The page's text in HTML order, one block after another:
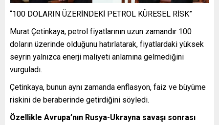
“100 DOLARIN ÜZERİNDEKİ PETROL KÜRESEL RİSK”
Murat Çetinkaya, petrol fiyatlarının uzun zamandır 100
doların üzerinde olduğunu hatırlatarak, fiyatlardaki yüksek
seyrin yalnızca enerji maliyeti anlamına gelmediğini
vurguladı.
Çetinkaya, bunun aynı zamanda enflasyon, faiz ve büyüme
riskini de beraberinde getirdiğini söyledi.
Özellikle Avrupa’nın Rusya-Ukrayna savaşı sonrası